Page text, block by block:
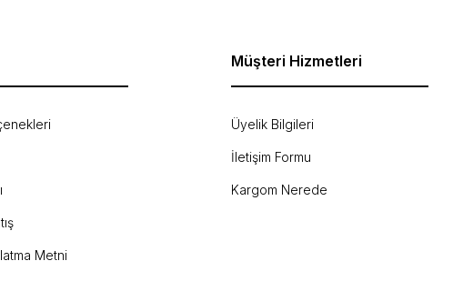
Metni
Müşteri Hizmetleri
Üyelik Bilgileri
İletişim Formu
Kargom Nerede